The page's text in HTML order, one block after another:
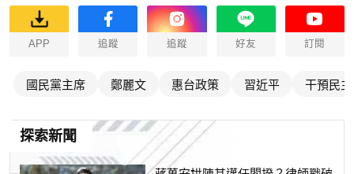
APP 追蹤 追蹤 好友 訂閱
國民黨主席 鄭麗文 惠台政策 習近平 干預民主
探索新聞